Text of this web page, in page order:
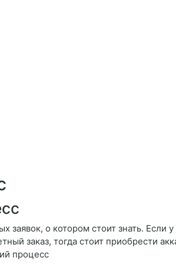
о котором стоит знать. Если
заказ, тогда стоит приобрести
процесс